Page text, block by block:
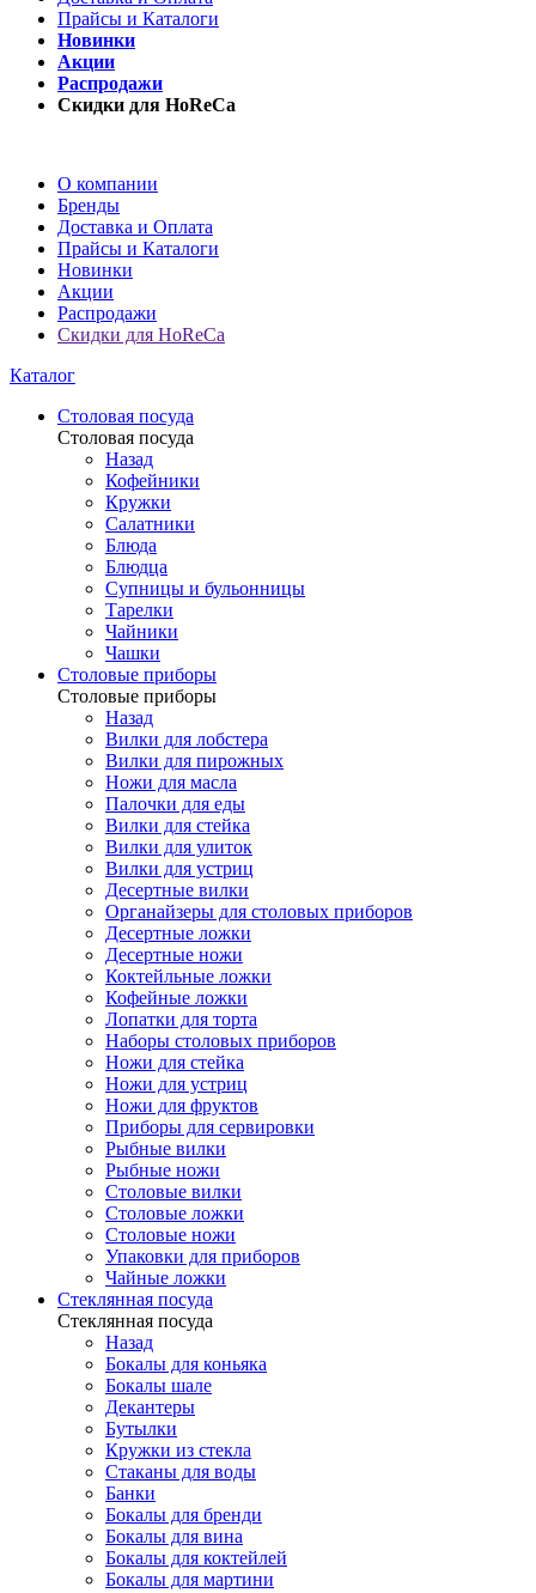
Прайсы и Каталоги
Новинки
Акции
Распродажи
Скидки для HoReCa
О компании
Бренды
Доставка и Оплата
Прайсы и Каталоги
Новинки
Акции
Распродажи
Скидки для HoReCa
Каталог
Столовая посуда
Столовая посуда
Назад
Кофейники
Кружки
Салатники
Блюда
Блюдца
Супницы и бульонницы
Тарелки
Чайники
Чашки
Cтоловые приборы
Cтоловые приборы
Назад
Вилки для лобстера
Вилки для пирожных
Ножи для масла
Палочки для еды
Вилки для стейка
Вилки для улиток
Вилки для устриц
Десертные вилки
Органайзеры для столовых приборов
Десертные ложки
Десертные ножи
Коктейльные ложки
Кофейные ложки
Лопатки для торта
Наборы столовых приборов
Ножи для стейка
Ножи для устриц
Ножи для фруктов
Приборы для сервировки
Рыбные вилки
Рыбные ножи
Столовые вилки
Столовые ложки
Столовые ножи
Упаковки для приборов
Чайные ложки
Стеклянная посуда
Стеклянная посуда
Назад
Бокалы для коньяка
Бокалы шале
Декантеры
Бутылки
Кружки из стекла
Стаканы для воды
Банки
Бокалы для бренди
Бокалы для вина
Бокалы для коктейлей
Бокалы для мартини